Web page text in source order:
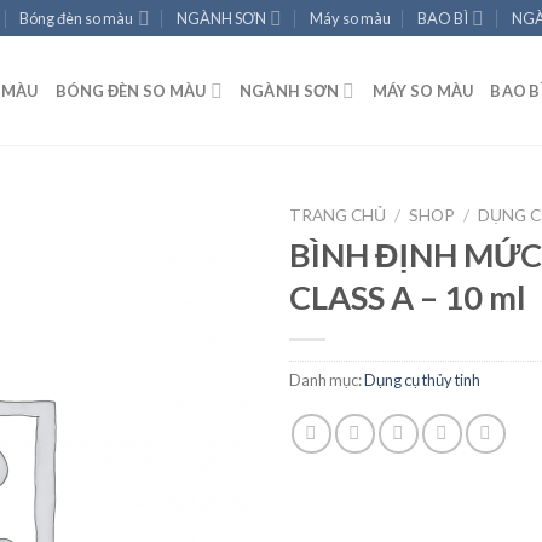
Bóng đèn so màu NGÀNH SƠN Máy so màu BAO BÌ
BÓNG ĐÈN SO MÀU NGÀNH SƠN MÁY SO MÀU BAO
TRANG CHỦ / SHOP / DỤNG
BÌNH ĐỊNH
CLASS A – 10 ml
Danh mục:Dụng cụ thủy tinh